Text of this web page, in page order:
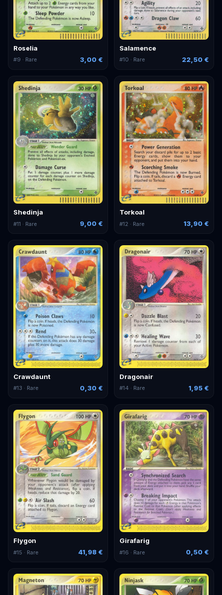
Roselia
#9 · Rare 3,00 €
Salamence
#10 · Rare 22,50 €
Shedinja
#11 · Rare 9,00 €
Torkoal
#12 · Rare 13,90 €
Crawdaunt
#13 · Rare 0,30 €
Dragonair
#14 · Rare 1,95 €
Flygon
#15 · Rare 41,98 €
Girafarig
#16 · Rare 0,50 €